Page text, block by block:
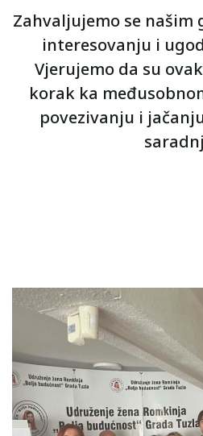
Zahvaljujemo se našim
interesovanju i
Vjerujemo da su
korak ka
povezivanju i